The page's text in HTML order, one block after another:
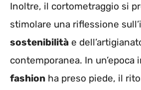
Inoltre, il cortometraggio si
stimolare una riflessione
sostenibilità e
contemporanea. In un’epoca
fashion ha preso piede, il